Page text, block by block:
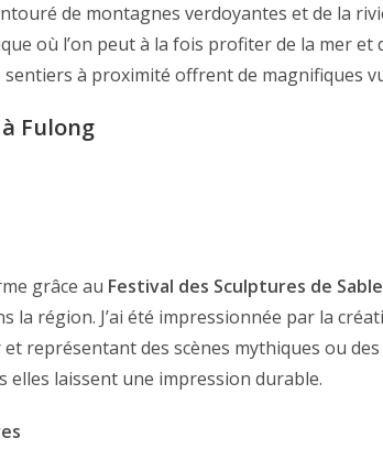
de montagnes verdoyantes et de la
où l’on peut à la fois profiter de la mer et
à proximité offrent de magnifiques
Fulong
grâce au Festival des Sculptures de Sable
la région. J’ai été impressionnée par la
représentant des scènes mythiques ou
elles laissent une impression durable.